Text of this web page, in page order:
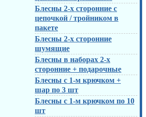
Блесны 2-х сторонние с
цепочкой / тройником в
пакете
Блесны 2-х сторонние
шумящие
Блесны в наборах 2-х
сторонние + подарочные
Блесны с 1-м крючком +
шар по 3 шт
Блесны с 1-м крючком по 10
шт